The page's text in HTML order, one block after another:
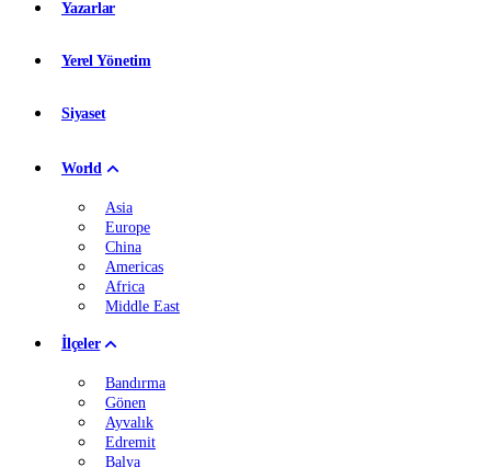
Yazarlar
Yerel Yönetim
Siyaset
World
Asia
Europe
China
Americas
Africa
Middle East
İlçeler
Bandırma
Gönen
Ayvalık
Edremit
Balya